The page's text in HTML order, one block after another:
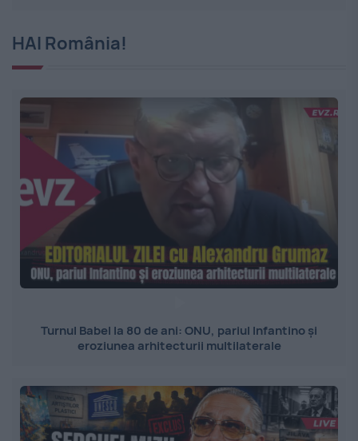
HAI România!
Turnul Babel la 80 de ani: ONU, pariul Infantino și
eroziunea arhitecturii multilaterale